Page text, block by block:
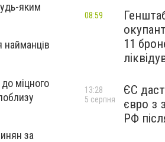
яким
міцного
за
11
08:59
ЄС
євро з
РФ
13:28
5 серпня